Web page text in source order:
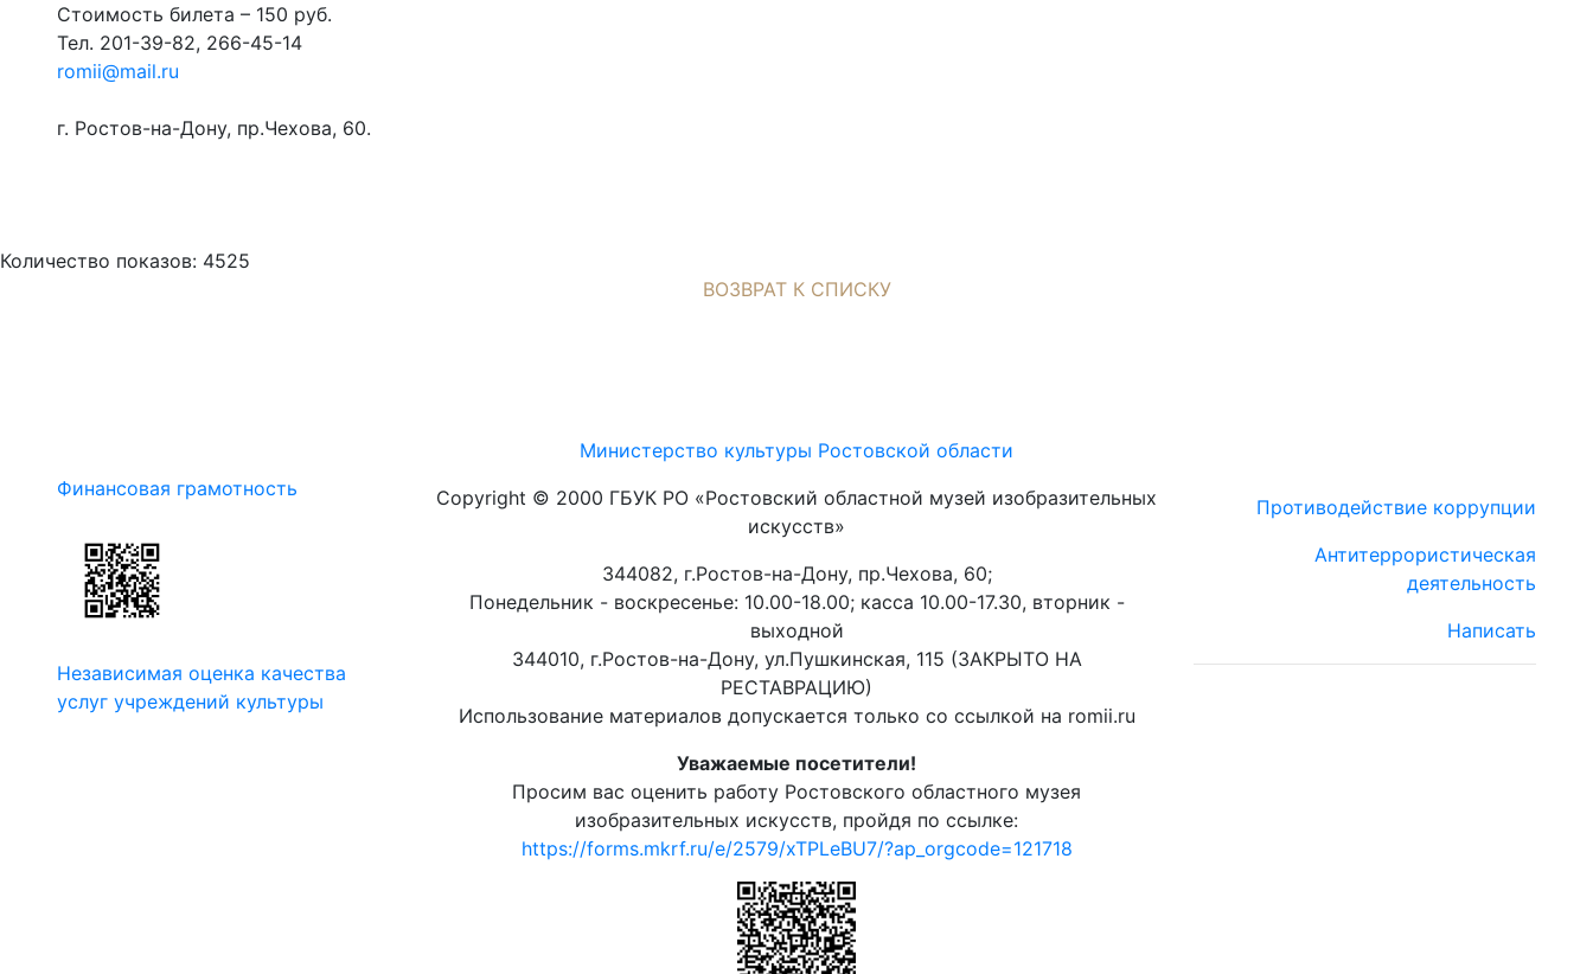
Стоимость билета – 150 руб.
Тел. 201-39-82, 266-45-14
romii@mail.ru
г. Ростов-на-Дону, пр.Чехова, 60.
Количество показов: 4525
ВОЗВРАТ К СПИСКУ
Финансовая грамотность
Независимая оценка качества
услуг учреждений культуры
Министерство культуры Ростовской области
Copyright © 2000 ГБУК РО «Ростовский областной музей изобразительных
искусств»
344082, г.Ростов-на-Дону, пр.Чехова, 60;
Понедельник - воскресенье: 10.00-18.00; касса 10.00-17.30, вторник -
выходной
344010, г.Ростов-на-Дону, ул.Пушкинская, 115 (ЗАКРЫТО НА
РЕСТАВРАЦИЮ)
Использование материалов допускается только со ссылкой на romii.ru
Уважаемые посетители!
Просим вас оценить работу Ростовского областного музея
изобразительных искусств, пройдя по ссылке:
https://forms.mkrf.ru/e/2579/xTPLeBU7/?ap_orgcode=121718
Противодействие коррупции
Антитеррористическая
деятельность
Написать